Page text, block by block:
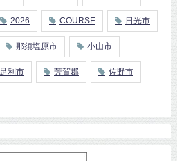
2026 COURSE 日光市
那須塩原市 小山市
足利市 芳賀郡 佐野市